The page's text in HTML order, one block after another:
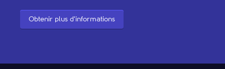
Obtenir plus d'informations